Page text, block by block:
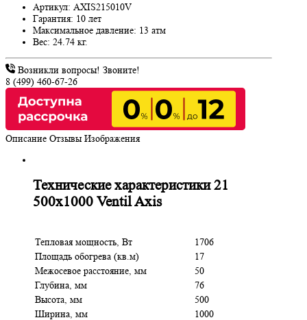
Артикул: AXIS215010V
Гарантия: 10 лет
Максимальное давление: 13 атм
Вес: 24.74 кг.
Возникли вопросы! Звоните!
8 (499) 460-67-26
Описание Отзывы Изображения
Технические характеристики 21
500x1000 Ventil Axis
Тепловая мощность, Вт
1706
Площадь обогрева (кв.м)
17
Межосевое расстояние, мм
50
Глубина, мм
76
Высота, мм
500
Ширина, мм
1000